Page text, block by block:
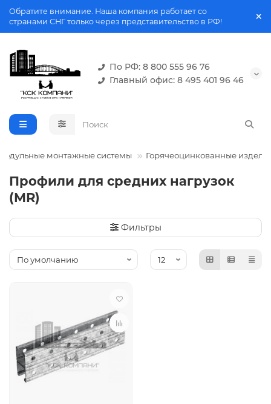
Обратите внимание. Наша компания работает со
странами СНГ только через представительство в РФ!
По РФ: 8 800 555 96 76
Главный офис: 8 495 401 96 46
монтажные системы Горячеоцинкованные
Профили для средних нагрузок
(MR)
Фильтры